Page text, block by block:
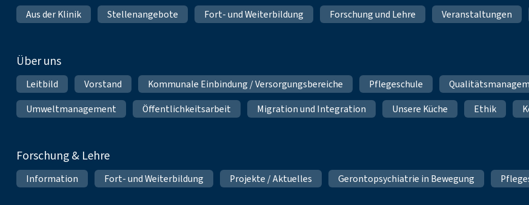
Aus der Klinik Stellenangebote Fort- und Weiterbildung Forschung und Lehre Veranstaltungen
Über uns
Leitbild Vorstand Kommunale Einbindung / Versorgungsbereiche Pflegeschule
Umweltmanagement
Öffentlichkeitsarbeit Migration und Integration Unsere Küche Ethik
Forschung & Lehre
Information Fort- und Weiterbildung Projekte / Aktuelles Gerontopsychiatrie in Bewegung